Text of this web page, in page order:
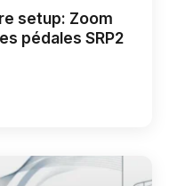
setup: Zoom
pédales SRP2